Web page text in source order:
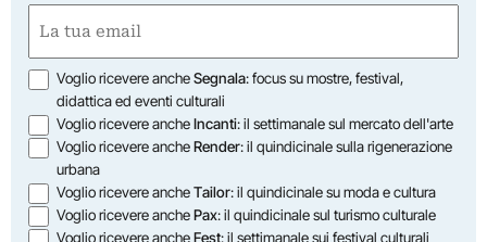
Nome
(Obbligatorio)
Opzioni
Voglio ricevere ancheSegnala: focus su mostre, festival,
didattica ed eventi culturali
Voglio ricevere ancheIncanti: il settimanale sul mercato dell'arte
Voglio ricevere ancheRender: il quindicinale sulla rigenerazione
urbana
Voglio ricevere ancheTailor: il quindicinale su moda e cultura
Voglio ricevere anchePax: il quindicinale sul turismo culturale
Voglio ricevere ancheFest: il settimanale sui festival culturali